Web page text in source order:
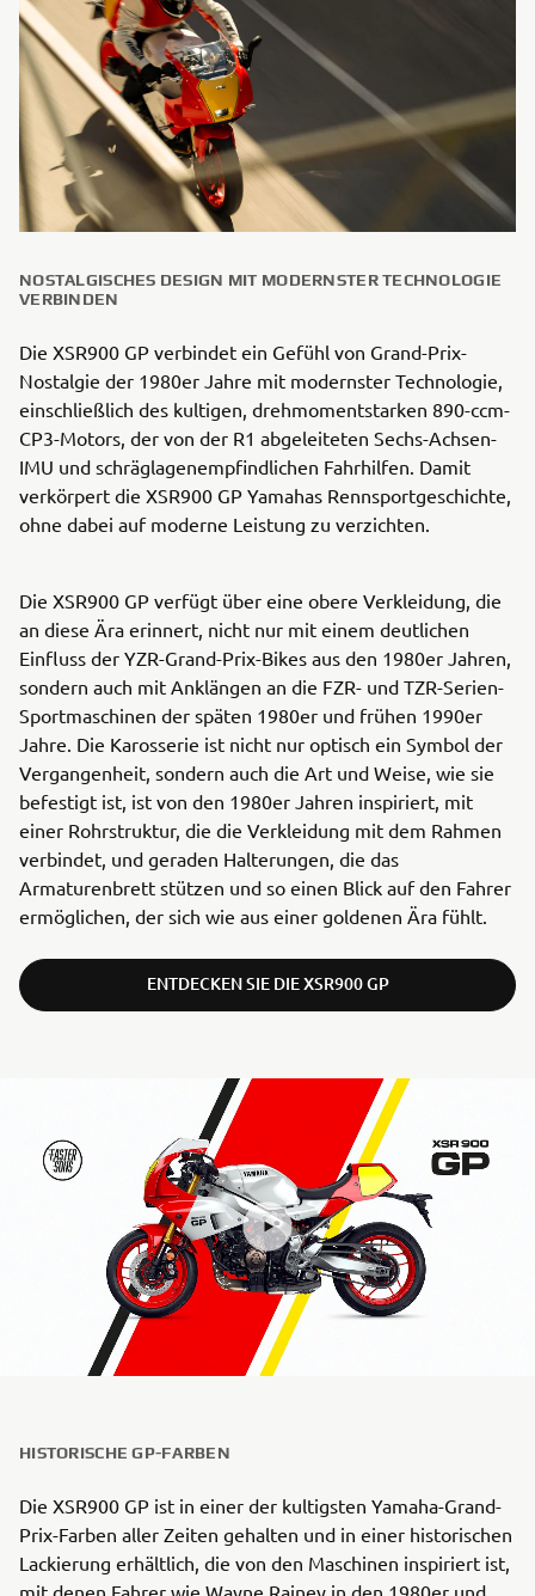
NOSTALGISCHES DESIGN MIT MODERNSTER TECHNOLOGIE
VERBINDEN
Die XSR900 GP verbindet ein Gefühl von Grand-Prix-
Nostalgie der 1980er Jahre mit modernster Technologie,
einschließlich des kultigen, drehmomentstarken 890-ccm-
CP3-Motors, der von der R1 abgeleiteten Sechs-Achsen-
IMU und schräglagenempfindlichen Fahrhilfen. Damit
verkörpert die XSR900 GP Yamahas Rennsportgeschichte,
ohne dabei auf moderne Leistung zu verzichten.
Die XSR900 GP verfügt über eine obere Verkleidung, die
an diese Ära erinnert, nicht nur mit einem deutlichen
Einfluss der YZR-Grand-Prix-Bikes aus den 1980er Jahren,
sondern auch mit Anklängen an die FZR- und TZR-Serien-
Sportmaschinen der späten 1980er und frühen 1990er
Jahre. Die Karosserie ist nicht nur optisch ein Symbol der
Vergangenheit, sondern auch die Art und Weise, wie sie
befestigt ist, ist von den 1980er Jahren inspiriert, mit
einer Rohrstruktur, die die Verkleidung mit dem Rahmen
verbindet, und geraden Halterungen, die das
Armaturenbrett stützen und so einen Blick auf den Fahrer
ermöglichen, der sich wie aus einer goldenen Ära fühlt.
ENTDECKEN SIE DIE XSR900 GP
HISTORISCHE GP-FARBEN
Die XSR900 GP ist in einer der kultigsten Yamaha-Grand-
Prix-Farben aller Zeiten gehalten und in einer historischen
Lackierung erhältlich, die von den Maschinen inspiriert ist,
mit denen Fahrer wie Wayne Rainey in den 1980er und